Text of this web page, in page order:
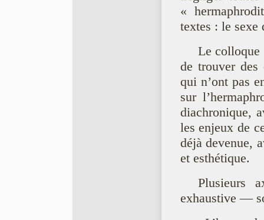
«
textes : le sexe
Le colloque
de trouver des
qui n’ont pas
sur
diachronique,
les enjeux de
déjà devenue,
et esthétique.
Plusieurs
exhaustive —